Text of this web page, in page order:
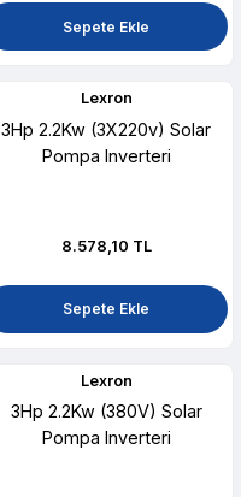
Sepete Ekle
Lexron
3Hp 2.2Kw (3X220v) Solar
Pompa Inverteri
8.578,10 TL
Sepete Ekle
Lexron
3Hp 2.2Kw (380V) Solar
Pompa Inverteri